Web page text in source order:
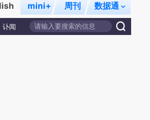
mini+ 周刊 数据通
讣闻